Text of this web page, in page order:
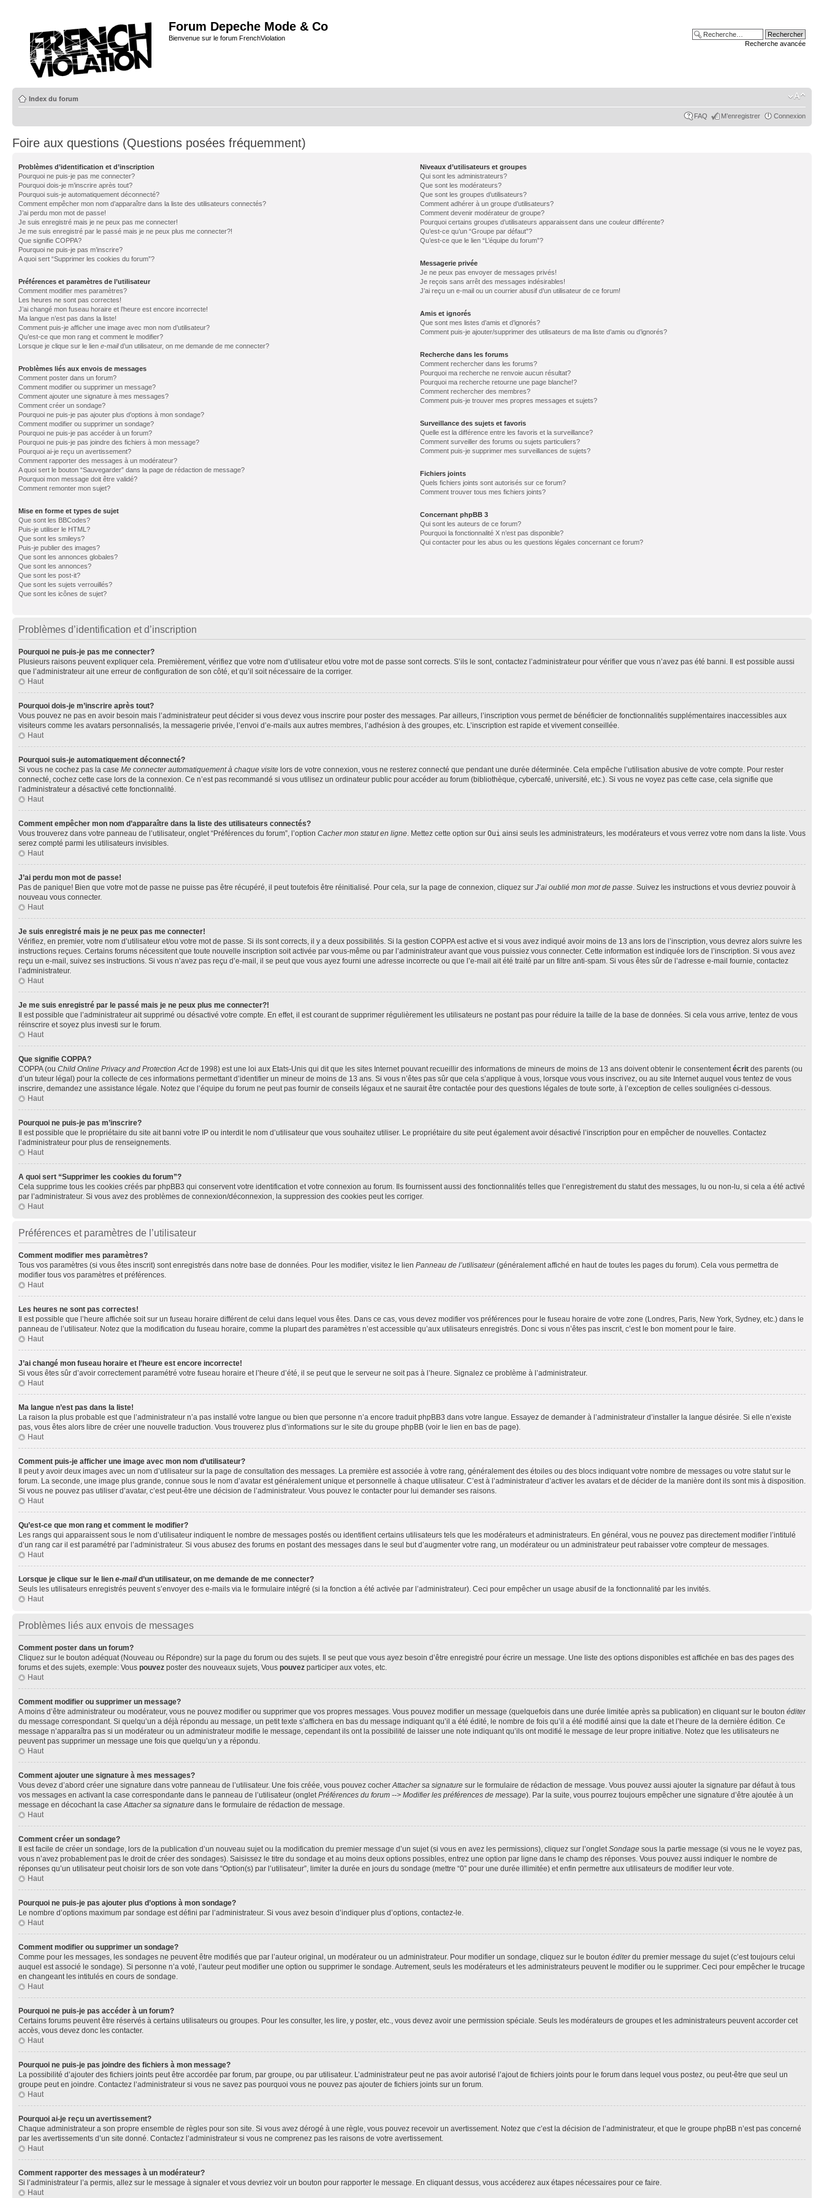
Forum Depeche Mode & Co
Bienvenue sur le forum FrenchViolation
Recherche avancée
Index du forum
FAQ M’enregistrer Connexion
Foire aux questions (Questions posées fréquemment)
Problèmes d’identification et d’inscription
Pourquoi ne puis-je pas me connecter?
Pourquoi dois-je m’inscrire après tout?
Pourquoi suis-je automatiquement déconnecté?
Comment empêcher mon nom d’apparaître dans la liste des utilisateurs connectés?
J’ai perdu mon mot de passe!
Je suis enregistré mais je ne peux pas me connecter!
Je me suis enregistré par le passé mais je ne peux plus me connecter?!
Que signifie COPPA?
Pourquoi ne puis-je pas m’inscrire?
A quoi sert “Supprimer les cookies du forum”?
Préférences et paramètres de l’utilisateur
Comment modifier mes paramètres?
Les heures ne sont pas correctes!
J’ai changé mon fuseau horaire et l’heure est encore incorrecte!
Ma langue n’est pas dans la liste!
Comment puis-je afficher une image avec mon nom d’utilisateur?
Qu’est-ce que mon rang et comment le modifier?
Lorsque je clique sur le lien e-maild’un utilisateur, on me demande de me connecter?
Problèmes liés aux envois de messages
Comment poster dans un forum?
Comment modifier ou supprimer un message?
Comment ajouter une signature à mes messages?
Comment créer un sondage?
Pourquoi ne puis-je pas ajouter plus d’options à mon sondage?
Comment modifier ou supprimer un sondage?
Pourquoi ne puis-je pas accéder à un forum?
Pourquoi ne puis-je pas joindre des fichiers à mon message?
Pourquoi ai-je reçu un avertissement?
Comment rapporter des messages à un modérateur?
A quoi sert le bouton “Sauvegarder” dans la page de rédaction de message?
Pourquoi mon message doit être validé?
Comment remonter mon sujet?
Mise en forme et types de sujet
Que sont les BBCodes?
Puis-je utiliser le HTML?
Que sont les smileys?
Puis-je publier des images?
Que sont les annonces globales?
Que sont les annonces?
Que sont les post-it?
Que sont les sujets verrouillés?
Que sont les icônes de sujet?
Niveaux d’utilisateurs et groupes
Qui sont les administrateurs?
Que sont les modérateurs?
Que sont les groupes d’utilisateurs?
Comment adhérer à un groupe d’utilisateurs?
Comment devenir modérateur de groupe?
Pourquoi certains groupes d’utilisateurs apparaissent dans une couleur différente?
Qu’est-ce qu’un “Groupe par défaut”?
Qu’est-ce que le lien “L’équipe du forum”?
Messagerie privée
Je ne peux pas envoyer de messages privés!
Je reçois sans arrêt des messages indésirables!
J’ai reçu un e-mail ou un courrier abusif d’un utilisateur de ce forum!
Amis et ignorés
Que sont mes listes d’amis et d’ignorés?
Comment puis-je ajouter/supprimer des utilisateurs de ma liste d’amis ou d’ignorés?
Recherche dans les forums
Comment rechercher dans les forums?
Pourquoi ma recherche ne renvoie aucun résultat?
Pourquoi ma recherche retourne une page blanche!?
Comment rechercher des membres?
Comment puis-je trouver mes propres messages et sujets?
Surveillance des sujets et favoris
Quelle est la différence entre les favoris et la surveillance?
Comment surveiller des forums ou sujets particuliers?
Comment puis-je supprimer mes surveillances de sujets?
Fichiers joints
Quels fichiers joints sont autorisés sur ce forum?
Comment trouver tous mes fichiers joints?
Concernant phpBB 3
Qui sont les auteurs de ce forum?
Pourquoi la fonctionnalité X n’est pas disponible?
Qui contacter pour les abus ou les questions légales concernant ce forum?
Problèmes d’identification et d’inscription
Pourquoi ne puis-je pas me connecter?
Plusieurs raisons peuvent expliquer cela. Premièrement, vérifiez que votre nom d’utilisateur et/ou votre mot de passe sont corrects. S’ils le sont, contactez l’administrateur pour vérifier que vous n’avez pas été banni. Il est possible aussi
que l’administrateur ait une erreur de configuration de son côté, et qu’il soit nécessaire de la corriger.
Haut
Pourquoi dois-je m’inscrire après tout?
Vous pouvez ne pas en avoir besoin mais l’administrateur peut décider si vous devez vous inscrire pour poster des messages. Par ailleurs, l’inscription vous permet de bénéficier de fonctionnalités supplémentaires inaccessibles aux
visiteurs comme les avatars personnalisés, la messagerie privée, l’envoi d’e-mails aux autres membres, l’adhésion à des groupes, etc. L’inscription est rapide et vivement conseillée.
Haut
Pourquoi suis-je automatiquement déconnecté?
Si vous ne cochez pas la case Me connecter automatiquement à chaque visite lors de votre connexion, vous ne resterez connecté que pendant une durée déterminée. Cela empêche l’utilisation abusive de votre compte. Pour rester
connecté, cochez cette case lors de la connexion. Ce n’est pas recommandé si vous utilisez un ordinateur public pour accéder au forum (bibliothèque, cybercafé, université, etc.). Si vous ne voyez pas cette case, cela signifie que
l’administrateur a désactivé cette fonctionnalité.
Haut
Comment empêcher mon nom d’apparaître dans la liste des utilisateurs connectés?
Vous trouverez dans votre panneau de l’utilisateur, onglet “Préférences du forum”, l’option Cacher mon statut en ligne. Mettez cette option sur Oui ainsi seuls les administrateurs, les modérateurs et vous verrez votre nom dans la liste. Vous
serez compté parmi les utilisateurs invisibles.
Haut
J’ai perdu mon mot de passe!
Pas de panique! Bien que votre mot de passe ne puisse pas être récupéré, il peut toutefois être réinitialisé. Pour cela, sur la page de connexion, cliquez sur J’ai oublié mon mot de passe. Suivez les instructions et vous devriez pouvoir à
nouveau vous connecter.
Haut
Je suis enregistré mais je ne peux pas me connecter!
Vérifiez, en premier, votre nom d’utilisateur et/ou votre mot de passe. Si ils sont corrects, il y a deux possibilités. Si la gestion COPPA est active et si vous avez indiqué avoir moins de 13 ans lors de l’inscription, vous devrez alors suivre les
instructions reçues. Certains forums nécessitent que toute nouvelle inscription soit activée par vous-même ou par l’administrateur avant que vous puissiez vous connecter. Cette information est indiquée lors de l’inscription. Si vous avez
reçu un e-mail, suivez ses instructions. Si vous n’avez pas reçu d’e-mail, il se peut que vous ayez fourni une adresse incorrecte ou que l’e-mail ait été traité par un filtre anti-spam. Si vous êtes sûr de l’adresse e-mail fournie, contactez
l’administrateur.
Haut
Je me suis enregistré par le passé mais je ne peux plus me connecter?!
Il est possible que l’administrateur ait supprimé ou désactivé votre compte. En effet, il est courant de supprimer régulièrement les utilisateurs ne postant pas pour réduire la taille de la base de données. Si cela vous arrive, tentez de vous
réinscrire et soyez plus investi sur le forum.
Haut
Que signifie COPPA?
COPPA (ou Child Online Privacy and Protection Actde 1998) est une loi aux Etats-Unis qui dit que les sites Internet pouvant recueillir des informations de mineurs de moins de 13 ans doivent obtenir le consentementécrit des parents (ou
d’un tuteur légal) pour la collecte de ces informations permettant d’identifier un mineur de moins de 13 ans. Si vous n’êtes pas sûr que cela s’applique à vous, lorsque vous vous inscrivez, ou au site Internet auquel vous tentez de vous
inscrire, demandez une assistance légale. Notez que l’équipe du forum ne peut pas fournir de conseils légaux et ne saurait être contactée pour des questions légales de toute sorte, à l’exception de celles soulignées ci-dessous.
Haut
Pourquoi ne puis-je pas m’inscrire?
Il est possible que le propriétaire du site ait banni votre IP ou interdit le nom d’utilisateur que vous souhaitez utiliser. Le propriétaire du site peut également avoir désactivé l’inscription pour en empêcher de nouvelles. Contactez
l’administrateur pour plus de renseignements.
Haut
A quoi sert “Supprimer les cookies du forum”?
Cela supprime tous les cookies créés par phpBB3 qui conservent votre identification et votre connexion au forum. Ils fournissent aussi des fonctionnalités telles que l’enregistrement du statut des messages, lu ou non-lu, si cela a été activé
par l’administrateur. Si vous avez des problèmes de connexion/déconnexion, la suppression des cookies peut les corriger.
Haut
Préférences et paramètres de l’utilisateur
Comment modifier mes paramètres?
Tous vos paramètres (si vous êtes inscrit) sont enregistrés dans notre base de données. Pour les modifier, visitez le lien Panneau de l’utilisateur(généralement affiché en haut de toutes les pages du forum). Cela vous permettra de
modifier tous vos paramètres et préférences.
Haut
Les heures ne sont pas correctes!
Il est possible que l’heure affichée soit sur un fuseau horaire différent de celui dans lequel vous êtes. Dans ce cas, vous devez modifier vos préférences pour le fuseau horaire de votre zone (Londres, Paris, New York, Sydney, etc.) dans le
panneau de l’utilisateur. Notez que la modification du fuseau horaire, comme la plupart des paramètres n’est accessible qu’aux utilisateurs enregistrés. Donc si vous n’êtes pas inscrit, c’est le bon moment pour le faire.
Haut
J’ai changé mon fuseau horaire et l’heure est encore incorrecte!
Si vous êtes sûr d’avoir correctement paramétré votre fuseau horaire et l’heure d’été, il se peut que le serveur ne soit pas à l’heure. Signalez ce problème à l’administrateur.
Haut
Ma langue n’est pas dans la liste!
La raison la plus probable est que l’administrateur n’a pas installé votre langue ou bien que personne n’a encore traduit phpBB3 dans votre langue. Essayez de demander à l’administrateur d’installer la langue désirée. Si elle n’existe
pas, vous êtes alors libre de créer une nouvelle traduction. Vous trouverez plus d’informations sur le site du groupe phpBB (voir le lien en bas de page).
Haut
Comment puis-je afficher une image avec mon nom d’utilisateur?
Il peut y avoir deux images avec un nom d’utilisateur sur la page de consultation des messages. La première est associée à votre rang, généralement des étoiles ou des blocs indiquant votre nombre de messages ou votre statut sur le
forum. La seconde, une image plus grande, connue sous le nom d’avatar est généralement unique et personnelle à chaque utilisateur. C’est à l’administrateur d’activer les avatars et de décider de la manière dont ils sont mis à disposition.
Si vous ne pouvez pas utiliser d’avatar, c’est peut-être une décision de l’administrateur. Vous pouvez le contacter pour lui demander ses raisons.
Haut
Qu’est-ce que mon rang et comment le modifier?
Les rangs qui apparaissent sous le nom d’utilisateur indiquent le nombre de messages postés ou identifient certains utilisateurs tels que les modérateurs et administrateurs. En général, vous ne pouvez pas directement modifier l’intitulé
d’un rang car il est paramétré par l’administrateur. Si vous abusez des forums en postant des messages dans le seul but d’augmenter votre rang, un modérateur ou un administrateur peut rabaisser votre compteur de messages.
Haut
Lorsque je clique sur le lien e-maild’un utilisateur, on me demande de me connecter?
Seuls les utilisateurs enregistrés peuvent s’envoyer des e-mails via le formulaire intégré (si la fonction a été activée par l’administrateur). Ceci pour empêcher un usage abusif de la fonctionnalité par les invités.
Haut
Problèmes liés aux envois de messages
Comment poster dans un forum?
Cliquez sur le bouton adéquat (Nouveau ou Répondre) sur la page du forum ou des sujets. Il se peut que vous ayez besoin d’être enregistré pour écrire un message. Une liste des options disponibles est affichée en bas des pages des
forums et des sujets, exemple: Vous pouvez poster des nouveaux sujets, Vous pouvez participer aux votes, etc.
Haut
Comment modifier ou supprimer un message?
A moins d’être administrateur ou modérateur, vous ne pouvez modifier ou supprimer que vos propres messages. Vous pouvez modifier un message (quelquefois dans une durée limitée après sa publication) en cliquant sur le bouton éditer
du message correspondant. Si quelqu’un a déjà répondu au message, un petit texte s’affichera en bas du message indiquant qu’il a été édité, le nombre de fois qu’il a été modifié ainsi que la date et l’heure de la dernière édition. Ce
message n’apparaîtra pas si un modérateur ou un administrateur modifie le message, cependant ils ont la possibilité de laisser une note indiquant qu’ils ont modifié le message de leur propre initiative. Notez que les utilisateurs ne
peuvent pas supprimer un message une fois que quelqu’un y a répondu.
Haut
Comment ajouter une signature à mes messages?
Vous devez d’abord créer une signature dans votre panneau de l’utilisateur. Une fois créée, vous pouvez cocherAttacher sa signature sur le formulaire de rédaction de message. Vous pouvez aussi ajouter la signature par défaut à tous
vos messages en activant la case correspondante dans le panneau de l’utilisateur (ongletPréférences du forum --> Modifier les préférences de message). Par la suite, vous pourrez toujours empêcher une signature d’être ajoutée à un
message en décochant la caseAttacher sa signature dans le formulaire de rédaction de message.
Haut
Comment créer un sondage?
Il est facile de créer un sondage, lors de la publication d’un nouveau sujet ou la modification du premier message d’un sujet (si vous en avez les permissions), cliquez sur l’ongletSondage sous la partie message (si vous ne le voyez pas,
vous n’avez probablement pas le droit de créer des sondages). Saisissez le titre du sondage et au moins deux options possibles, entrez une option par ligne dans le champ des réponses. Vous pouvez aussi indiquer le nombre de
réponses qu’un utilisateur peut choisir lors de son vote dans “Option(s) par l’utilisateur”, limiter la durée en jours du sondage (mettre “0” pour une durée illimitée) et enfin permettre aux utilisateurs de modifier leur vote.
Haut
Pourquoi ne puis-je pas ajouter plus d’options à mon sondage?
Le nombre d’options maximum par sondage est défini par l’administrateur. Si vous avez besoin d’indiquer plus d’options, contactez-le.
Haut
Comment modifier ou supprimer un sondage?
Comme pour les messages, les sondages ne peuvent être modifiés que par l’auteur original, un modérateur ou un administrateur. Pour modifier un sondage, cliquez sur le bouton éditerdu premier message du sujet (c’est toujours celui
auquel est associé le sondage). Si personne n’a voté, l’auteur peut modifier une option ou supprimer le sondage. Autrement, seuls les modérateurs et les administrateurs peuvent le modifier ou le supprimer. Ceci pour empêcher le trucage
en changeant les intitulés en cours de sondage.
Haut
Pourquoi ne puis-je pas accéder à un forum?
Certains forums peuvent être réservés à certains utilisateurs ou groupes. Pour les consulter, les lire, y poster, etc., vous devez avoir une permission spéciale. Seuls les modérateurs de groupes et les administrateurs peuvent accorder cet
accès, vous devez donc les contacter.
Haut
Pourquoi ne puis-je pas joindre des fichiers à mon message?
La possibilité d’ajouter des fichiers joints peut être accordée par forum, par groupe, ou par utilisateur. L’administrateur peut ne pas avoir autorisé l’ajout de fichiers joints pour le forum dans lequel vous postez, ou peut-être que seul un
groupe peut en joindre. Contactez l’administrateur si vous ne savez pas pourquoi vous ne pouvez pas ajouter de fichiers joints sur un forum.
Haut
Pourquoi ai-je reçu un avertissement?
Chaque administrateur a son propre ensemble de règles pour son site. Si vous avez dérogé à une règle, vous pouvez recevoir un avertissement. Notez que c’est la décision de l’administrateur, et que le groupe phpBB n’est pas concerné
par les avertissements d’un site donné. Contactez l’administrateur si vous ne comprenez pas les raisons de votre avertissement.
Haut
Comment rapporter des messages à un modérateur?
Si l’administrateur l’a permis, allez sur le message à signaler et vous devriez voir un bouton pour rapporter le message. En cliquant dessus, vous accéderez aux étapes nécessaires pour ce faire.
Haut